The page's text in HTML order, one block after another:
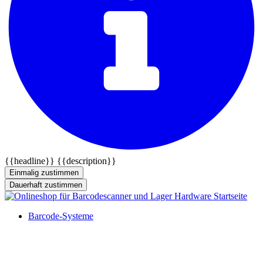
{{headline}} {{description}}
Einmalig zustimmen
Dauerhaft zustimmen
Barcode-Systeme